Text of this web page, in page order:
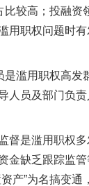
较高；投融
用职权问题时
用职权高发
人员及部门负
是滥用职权多
金缺乏跟踪监
产”为名搞变通